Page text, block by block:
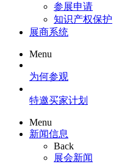
参展申请
知识产权保护
展商系统
Menu
为何参观
特邀买家计划
Menu
新闻信息
Back
展会新闻